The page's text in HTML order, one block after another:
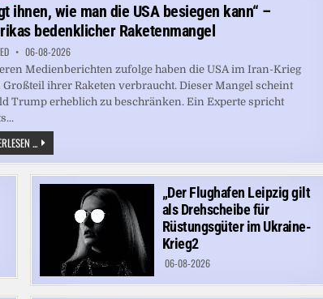
ihnen, wie man die USA besiegen kann“ –
bedenklicher Raketenmangel
06-08-2026
Medienberichten zufolge haben die USA im Iran-Krieg
Großteil ihrer Raketen verbraucht. Dieser Mangel scheint
Trump erheblich zu beschränken. Ein Experte spricht
... „ZEIGT
IHNEN,
WIE
MAN
DIE
BEDENKLICHER
RAKETENMANGEL
„Der Flughafen Leipzig gilt
als Drehscheibe für
Rüstungsgüter im Ukraine-
Krieg2
06-08-2026